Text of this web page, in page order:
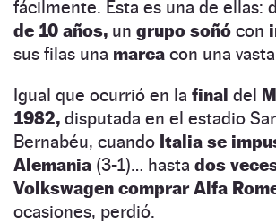
fácilmente. Esta es una de ellas:
de 10 años, un grupo soñó con
sus filas una marca con una
Igual que ocurrió en la final del
1982, disputada en el estadio
Bernabéu, cuando Italia se
Alemania (3-1)… hasta dos
Volkswagen comprar Alfa
ocasiones, perdió.